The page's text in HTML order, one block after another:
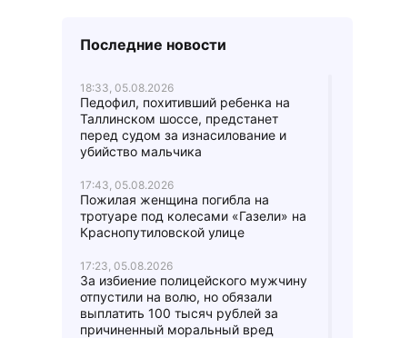
Последние новости
18:33, 05.08.2026
Педофил, похитивший ребенка на
Таллинском шоссе, предстанет
перед судом за изнасилование и
убийство мальчика
17:43, 05.08.2026
Пожилая женщина погибла на
тротуаре под колесами «Газели» на
Краснопутиловской улице
17:23, 05.08.2026
За избиение полицейского мужчину
отпустили на волю, но обязали
выплатить 100 тысяч рублей за
причиненный моральный вред